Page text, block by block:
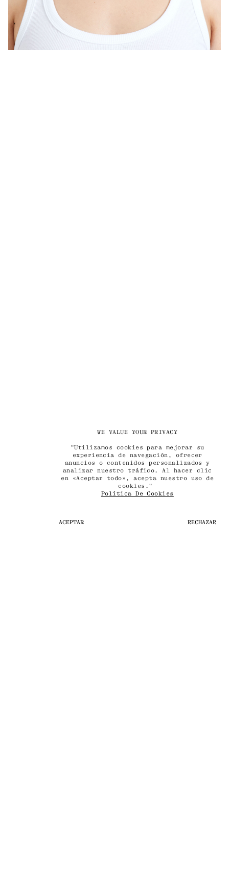
WE VALUE YOUR PRIVACY
"Utilizamos cookies para mejorar su
experiencia de navegación, ofrecer
anuncios o contenidos personalizados y
analizar nuestro tráfico. Al hacer clic
en «Aceptar todo», acepta nuestro uso de
cookies."
Política De Cookies
RECHAZAR
ACEPTAR